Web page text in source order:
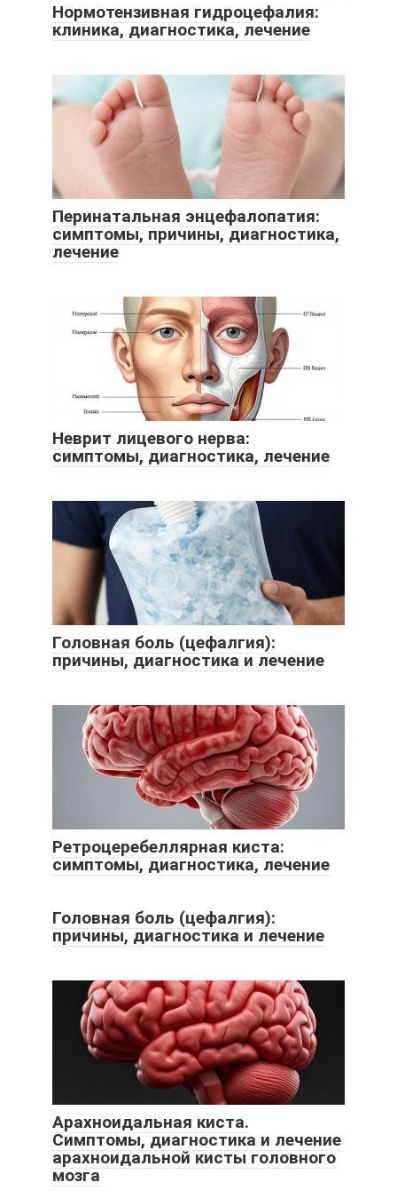
Нормотензивная гидроцефалия:
клиника, диагностика, лечение
Перинатальная энцефалопатия:
симптомы, причины, диагностика,
лечение
Неврит лицевого нерва:
симптомы, диагностика, лечение
Головная боль (цефалгия):
причины, диагностика и лечение
Ретроцеребеллярная киста:
симптомы, диагностика, лечение
Головная боль (цефалгия):
причины, диагностика и лечение
Арахноидальная киста.
Симптомы, диагностика и лечение
арахноидальной кисты головного
мозга